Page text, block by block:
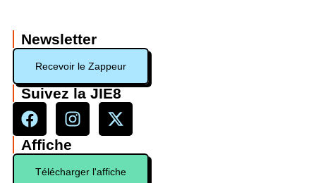
Newsletter
Recevoir le Zappeur
Suivez la JIE8
Affiche
Télécharger l'affiche